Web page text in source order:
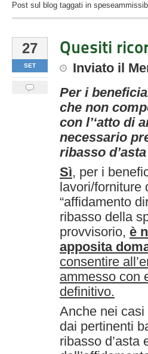
Post sul blog taggati in
27
SET
Quesiti
Inviato il
Per i
che non
con l’‘atto di
necessario
ribasso
Sì, per i
lavori/forniture
“affidamento
ribasso della
provvisorio, è
apposita
consentire
ammesso con
definitivo.
Anche nei casi
dai pertinenti
ribasso d’asta